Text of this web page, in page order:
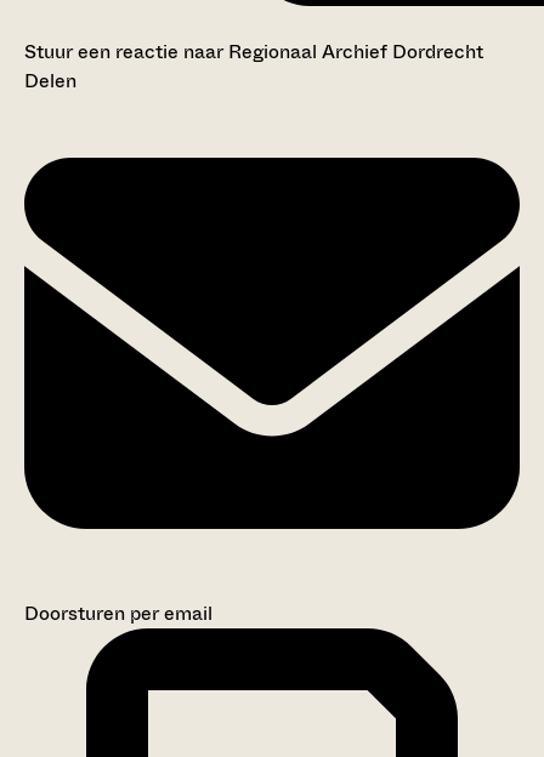
Stuur een reactie naar Regionaal Archief Dordrecht
Delen
Doorsturen per email